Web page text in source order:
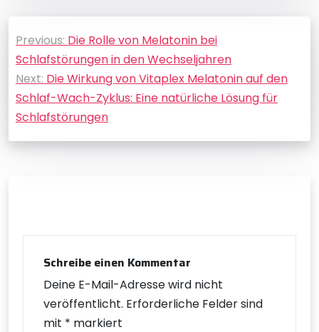
Beitragsnavigation
Previous: Die Rolle von Melatonin bei
Schlafstörungen in den Wechseljahren
Next: Die Wirkung von Vitaplex Melatonin auf den
Schlaf-Wach-Zyklus: Eine natürliche Lösung für
Schlafstörungen
Schreibe einen Kommentar
Deine E-Mail-Adresse wird nicht
veröffentlicht. Erforderliche Felder sind
mit * markiert